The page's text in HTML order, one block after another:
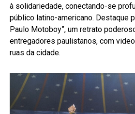
à solidariedade, conectando-se
público latino-americano. Destaque
Paulo Motoboy”, um retrato
entregadores paulistanos, com
ruas da cidade.